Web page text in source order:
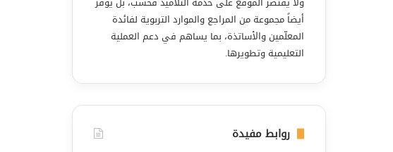
أيضاً مجموعة من المراجع والموارد التربوية لفائدة
المعلّمين والأساتذة، بما يساهم في دعم العملية
التعليمية وتطويرها.
روابط مفيدة